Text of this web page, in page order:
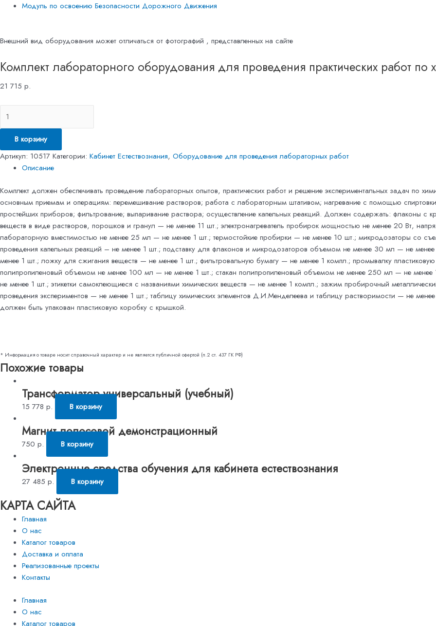
Модуль по освоению Безопасности Дорожного Движения
Внешний вид оборудования может отличаться от фотографий , представленных на сайте
Комплект лабораторного оборудования для проведения практических работ по
21 715 р.
В корзину
Артикул: 10517 Категории: Кабинет Естествознания, Оборудование для проведения лабораторных работ
Описание
Комплект должен обеспечивать проведение лабораторных опытов, практических работ и решение экспериментальных задач по
основным приемам и операциям: перемешивание растворов; работа с лабораторным штативом; нагревание с помощью
простейших приборов; фильтрование; выпаривание раствора; осуществление капельных реакций. Должен содержать: флаконы
веществ в виде растворов, порошков и гранул — не менее 11 шт.; электронагреватель пробирок мощностью не менее 20 Вт,
лабораторную вместимостью не менее 25 мл — не менее 1 шт.; термостойкие пробирки — не менее 10 шт.; микродозаторы со
проведения капельных реакций – не менее 1 шт.; подставку для флаконов и микродозаторов объемом не менее 30 мл — не
менее 1 шт.; ложку для сжигания веществ — не менее 1 шт.; фильтровальную бумагу — не менее 1 компл.; промывалку
полипропиленовый объемом не менее 100 мл — не менее 1 шт.; стакан полипропиленовый объемом не менее 250 мл — не
не менее 1 шт.; этикетки самоклеющиеся с названиями химических веществ — не менее 1 компл.; зажим пробирочный
проведения экспериментов — не менее 1 шт.; таблицу химических элементов Д.И.Менделеева и таблицу растворимости — не
должен быть упакован пластиковую коробку с крышкой.
* Информация о товаре носит справочный характер и не является публичной офертой (п.2 ст. 437 ГК РФ)
Похожие товары
Трансформатор универсальный (учебный)
15 778 р. В корзину
Магнит полосовой демонстрационный
750 р. В корзину
Электронные средства обучения для кабинета естествознания
27 485 р. В корзину
КАРТА САЙТА
Главная
О нас
Каталог товаров
Доставка и оплата
Реализованные проекты
Контакты
Главная
О нас
Каталог товаров